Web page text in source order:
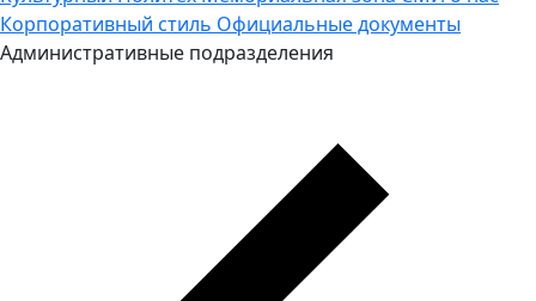
Корпоративный стиль Официальные документы
Административные подразделения